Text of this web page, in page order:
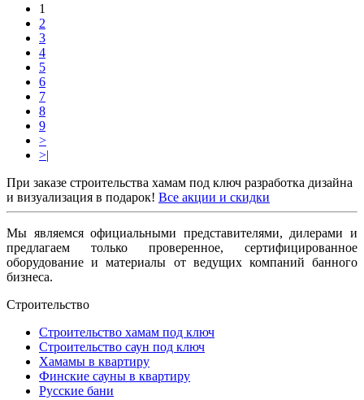
1
2
3
4
5
6
7
8
9
>
>|
При заказе строительства хамам под ключ разработка дизайна
и визуализация в подарок! Все акции и скидки
Мы являемся официальными представителями, дилерами и
предлагаем только проверенное, сертифицированное
оборудование и материалы от ведущих компаний банного
бизнеса.
Строительство
Строительство хамам под ключ
Строительство саун под ключ
Хамамы в квартиру
Финские сауны в квартиру
Русские бани